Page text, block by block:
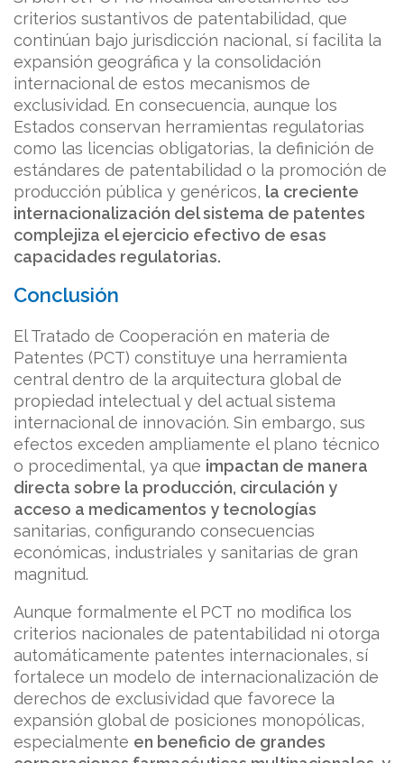
criterios sustantivos de patentabilidad, que
continúan bajo jurisdicción nacional, sí facilita la
expansión geográfica y la consolidación
internacional de estos mecanismos de
exclusividad. En consecuencia, aunque los
Estados conservan herramientas regulatorias
como las licencias obligatorias, la definición de
estándares de patentabilidad o la promoción de
producción pública y genéricos, la creciente
internacionalización del sistema de patentes
complejiza el ejercicio efectivo de esas
capacidades regulatorias.
Conclusión
El Tratado de Cooperación en materia de
Patentes (PCT) constituye una herramienta
central dentro de la arquitectura global de
propiedad intelectual y del actual sistema
internacional de innovación. Sin embargo, sus
efectos exceden ampliamente el plano técnico
o procedimental, ya que impactan de manera
directa sobre la producción, circulación y
acceso a medicamentos y tecnologías
sanitarias, configurando consecuencias
económicas, industriales y sanitarias de gran
magnitud.
Aunque formalmente el PCT no modifica los
criterios nacionales de patentabilidad ni otorga
automáticamente patentes internacionales, sí
fortalece un modelo de internacionalización de
derechos de exclusividad que favorece la
expansión global de posiciones monopólicas,
especialmente en beneficio de grandes